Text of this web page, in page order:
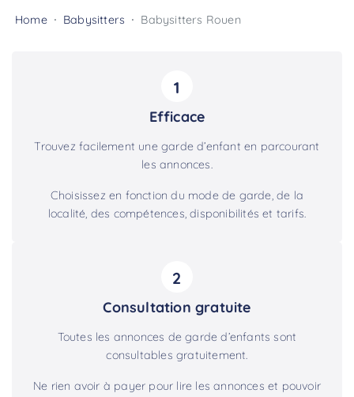
Home Babysitters Babysitters Rouen
1
Efficace
Trouvez facilement une garde d’enfant en parcourant
les annonces.
Choisissez en fonction du mode de garde, de la
localité, des compétences, disponibilités et tarifs.
2
Consultation gratuite
Toutes les annonces de garde d’enfants sont
consultables gratuitement.
Ne rien avoir à payer pour lire les annonces et pouvoir